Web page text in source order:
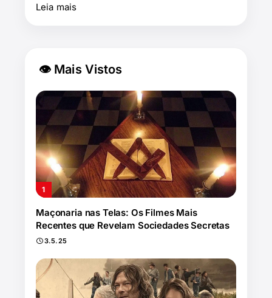
Dead by AMC exibe as 11 temporadas de graça
Leia mais
👁 Mais Vistos
Maçonaria nas Telas: Os Filmes Mais
Recentes que Revelam Sociedades Secretas
3.5.25